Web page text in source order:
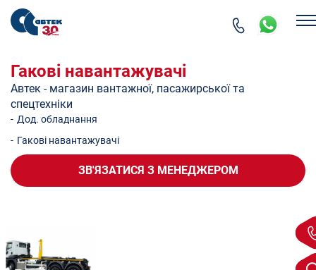
Гакові навантажувачі
Автек - магазин вантажної, пасажирської та
спецтехніки
- Дод. обладнання
- Гакові навантажувачі
ЗВ'ЯЗАТИСЯ З МЕНЕДЖЕРОМ